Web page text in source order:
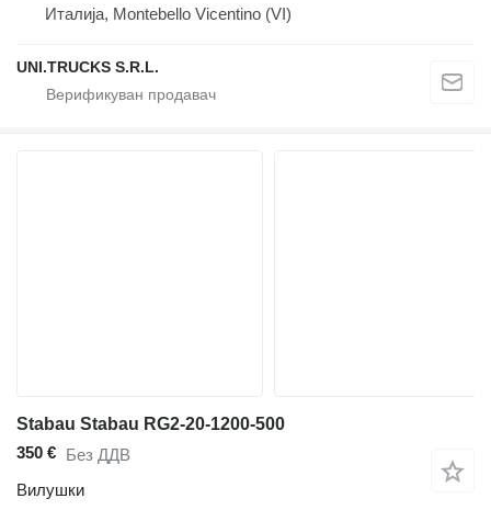
Италија, Montebello Vicentino (VI)
UNI.TRUCKS S.R.L.
Stabau Stabau RG2-20-1200-500
350 € Без ДДВ
Вилушки